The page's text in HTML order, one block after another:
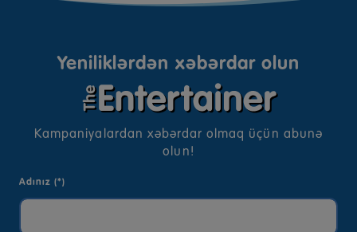
Yeniliklərdən xəbərdar olun
Kampaniyalardan xəbərdar olmaq üçün abunə
olun!
Adınız (*)